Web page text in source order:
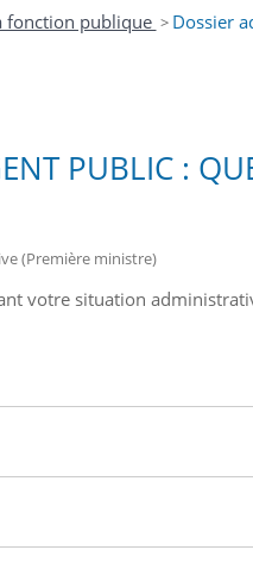
fonction publique > Dossier
PUBLIC :
(Première ministre)
votre situation